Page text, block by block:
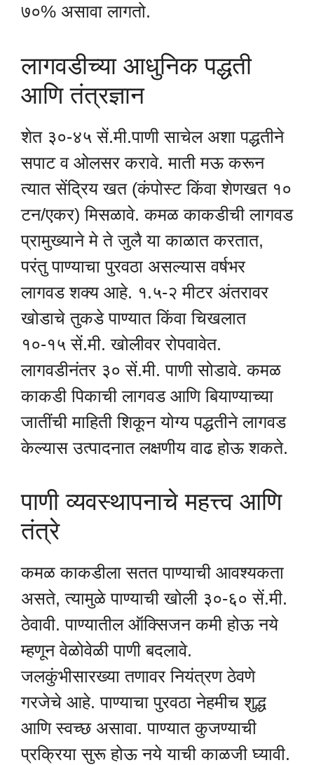
७०% असावा लागतो.
लागवडीच्या आधुनिक पद्धती
आणि तंत्रज्ञान
शेत ३०-४५ सें.मी.पाणी साचेल अशा पद्धतीने
सपाट व ओलसर करावे. माती मऊ करून
त्यात सेंद्रिय खत (कंपोस्ट किंवा शेणखत १०
टन/एकर) मिसळावे. कमळ काकडीची लागवड
प्रामुख्याने मे ते जुलै या काळात करतात,
परंतु पाण्याचा पुरवठा असल्यास वर्षभर
लागवड शक्य आहे. १.५-२ मीटर अंतरावर
खोडाचे तुकडे पाण्यात किंवा चिखलात
१०-१५ सें.मी. खोलीवर रोपवावेत.
लागवडीनंतर ३० सें.मी. पाणी सोडावे. कमळ
काकडी पिकाची लागवड आणि बियाण्याच्या
जातींची माहिती शिकून योग्य पद्धतीने लागवड
केल्यास उत्पादनात लक्षणीय वाढ होऊ शकते.
पाणी व्यवस्थापनाचे महत्त्व आणि
तंत्रे
कमळ काकडीला सतत पाण्याची आवश्यकता
असते, त्यामुळे पाण्याची खोली ३०-६० सें.मी.
ठेवावी. पाण्यातील ऑक्सिजन कमी होऊ नये
म्हणून वेळोवेळी पाणी बदलावे.
जलकुंभीसारख्या तणावर नियंत्रण ठेवणे
गरजेचे आहे. पाण्याचा पुरवठा नेहमीच शुद्ध
आणि स्वच्छ असावा. पाण्यात कुजण्याची
प्रक्रिया सुरू होऊ नये याची काळजी घ्यावी.